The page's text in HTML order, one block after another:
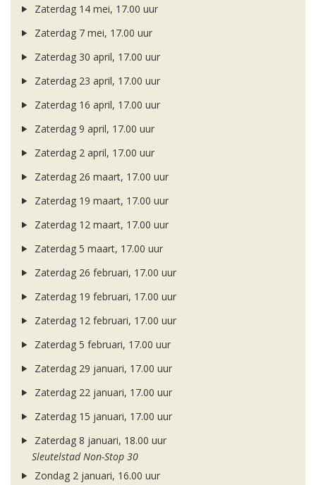
Zaterdag 14 mei, 17.00 uur
Zaterdag 7 mei, 17.00 uur
Zaterdag 30 april, 17.00 uur
Zaterdag 23 april, 17.00 uur
Zaterdag 16 april, 17.00 uur
Zaterdag 9 april, 17.00 uur
Zaterdag 2 april, 17.00 uur
Zaterdag 26 maart, 17.00 uur
Zaterdag 19 maart, 17.00 uur
Zaterdag 12 maart, 17.00 uur
Zaterdag 5 maart, 17.00 uur
Zaterdag 26 februari, 17.00 uur
Zaterdag 19 februari, 17.00 uur
Zaterdag 12 februari, 17.00 uur
Zaterdag 5 februari, 17.00 uur
Zaterdag 29 januari, 17.00 uur
Zaterdag 22 januari, 17.00 uur
Zaterdag 15 januari, 17.00 uur
Zaterdag 8 januari, 18.00 uur
Sleutelstad Non-Stop 30
Zondag 2 januari, 16.00 uur